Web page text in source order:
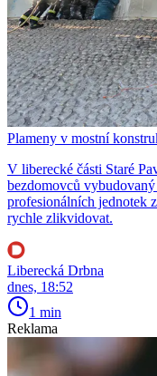
Plameny v mostní
V liberecké části Staré
bezdomovců
profesionálních jednotek
rychle zlikvidovat.
Liberecká Drbna
dnes, 18:52
1 min
Reklama